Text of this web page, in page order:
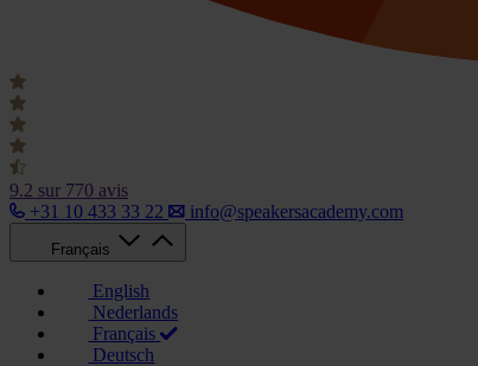
9.2 sur 770 avis
+31 10 433 33 22
info@speakersacademy.com
Français
English
Nederlands
Français
Deutsch